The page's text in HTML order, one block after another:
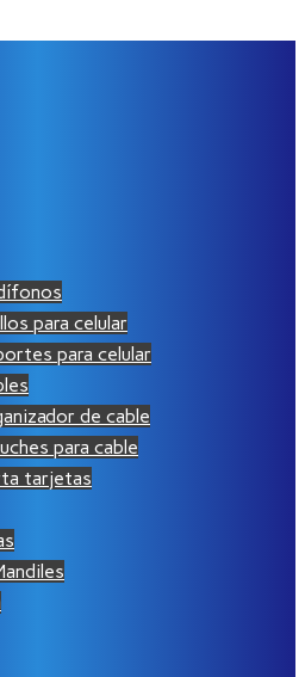
para celular
para celular
de cable
para cable
tarjetas